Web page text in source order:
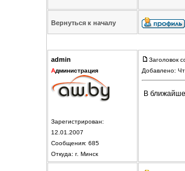
Вернуться к началу
admin
Администрация
Зарегистрирован:
12.01.2007
Сообщения: 685
Откуда: г. Минск
Заголовок
Добавлено:
В